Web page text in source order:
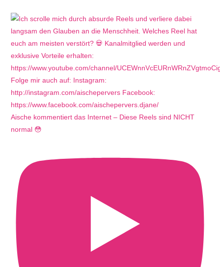
Aische kommentiert das Internet – Diese Reels sind NICHT
normal 😳